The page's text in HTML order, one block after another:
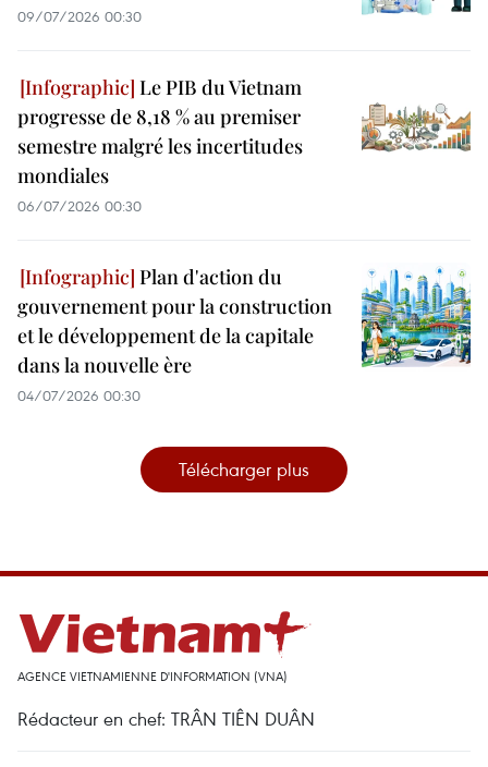
09/07/2026 00:30
Le PIB du Vietnam
progresse de 8,18 % au premiser
semestre malgré les incertitudes
mondiales
06/07/2026 00:30
Plan d'action du
gouvernement pour la construction
et le développement de la capitale
dans la nouvelle ère
04/07/2026 00:30
Télécharger plus
AGENCE VIETNAMIENNE D'INFORMATION (VNA)
Rédacteur en chef: TRÂN TIÊN DUÂN